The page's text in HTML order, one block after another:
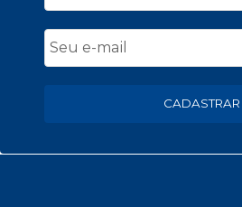
CADASTRAR